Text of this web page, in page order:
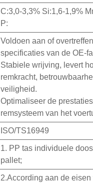
C:3,0-3,3% Si:1,6-1,9%
P:
Voldoen aan of
specificaties van de OE-
Stabiele wrijving, levert
remkracht,
veiligheid.
Optimaliseer de
remsysteem van het
ISO/TS16949
1. PP tas individuele
pallet;
2.According aan de eisen